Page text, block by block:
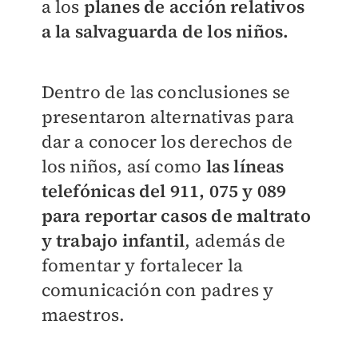
a los planes de acción relativos
a la salvaguarda de los niños.
Dentro de las conclusiones se
presentaron alternativas para
dar a conocer los derechos de
los niños, así como las líneas
telefónicas del 911, 075 y 089
para reportar casos de maltrato
y trabajo infantil, además de
fomentar y fortalecer la
comunicación con padres y
maestros.